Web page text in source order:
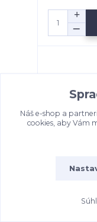
Náš e-shop a
cookies, aby Vám